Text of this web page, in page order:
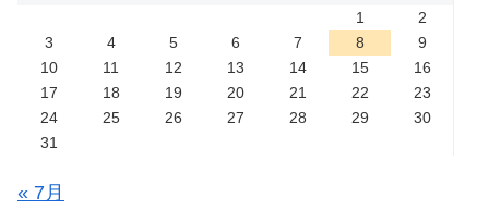
1
2
3
4 5 6 7 8
9
10
11 12 13 14 15
16
17
18 19 20 21 22
23
24
25 26 27 28 29
30
31
« 7月